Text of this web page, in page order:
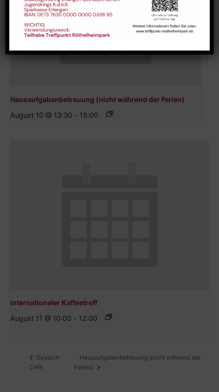
Hausaufgabenbetreuung (nicht während der Ferien)
August 10 @ 13:30 - 15:00
Internationaler Kaffeetreff
August 11 @ 10:00 - 12:00
Deutsch-
Cafe
Hausaufgabenbetreuung (nicht während der
Ferien)